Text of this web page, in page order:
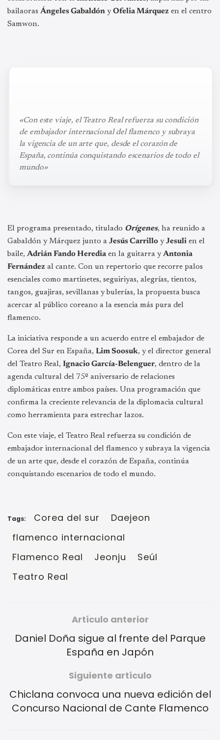
bailaoras Ángeles Gabaldón yOfelia Márquez en el centro
Samwon.
«Con este viaje, el Teatro Real refuerza su condición
de embajador internacional del flamenco y subraya
la vigencia de un arte que, desde el corazón de
España, continúa conquistando escenarios de todo el
mundo»
El programa presentado, titulado Orígenes, ha reunido a
Gabaldón y Márquez junto a Jesús Carrillo yJesuli en el
baile, Adrián Fando Heredia en la guitarra yAntonia
Fernández al cante. Con un repertorio que recorre palos
esenciales como martinetes, seguiriyas, alegrías, tientos,
tangos, guajiras, sevillanas y bulerías, la propuesta busca
acercar al público coreano a la esencia más pura del
flamenco.
La iniciativa responde a un acuerdo entre el embajador de
Corea del Sur en España, Lim Soosuk, y el director general
del Teatro Real, Ignacio García-Belenguer, dentro de la
agenda cultural del 75º aniversario de relaciones
diplomáticas entre ambos países. Una programación que
confirma la creciente relevancia de la diplomacia cultural
como herramienta para estrechar lazos.
Con este viaje, el Teatro Real refuerza su condición de
embajador internacional del flamenco y subraya la vigencia
de un arte que, desde el corazón de España, continúa
conquistando escenarios de todo el mundo.
Tags: Corea del sur
Daejeon
flamenco internacional
Flamenco Real
Jeonju
Seúl
Teatro Real
Artículo anterior
Daniel Doña sigue al frente del Parque
España en Japón
Siguiente artículo
Chiclana convoca una nueva edición del
Concurso Nacional de Cante Flamenco